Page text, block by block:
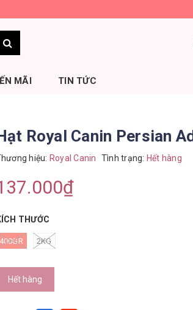
MÃI TIN TỨC
Royal Canin Persian
hiệu: Royal Canin Tình trạng: Hết hàng
THƯỚC
400GR 2KG
Hết hàng